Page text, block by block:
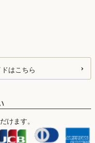
はこちら
けます。